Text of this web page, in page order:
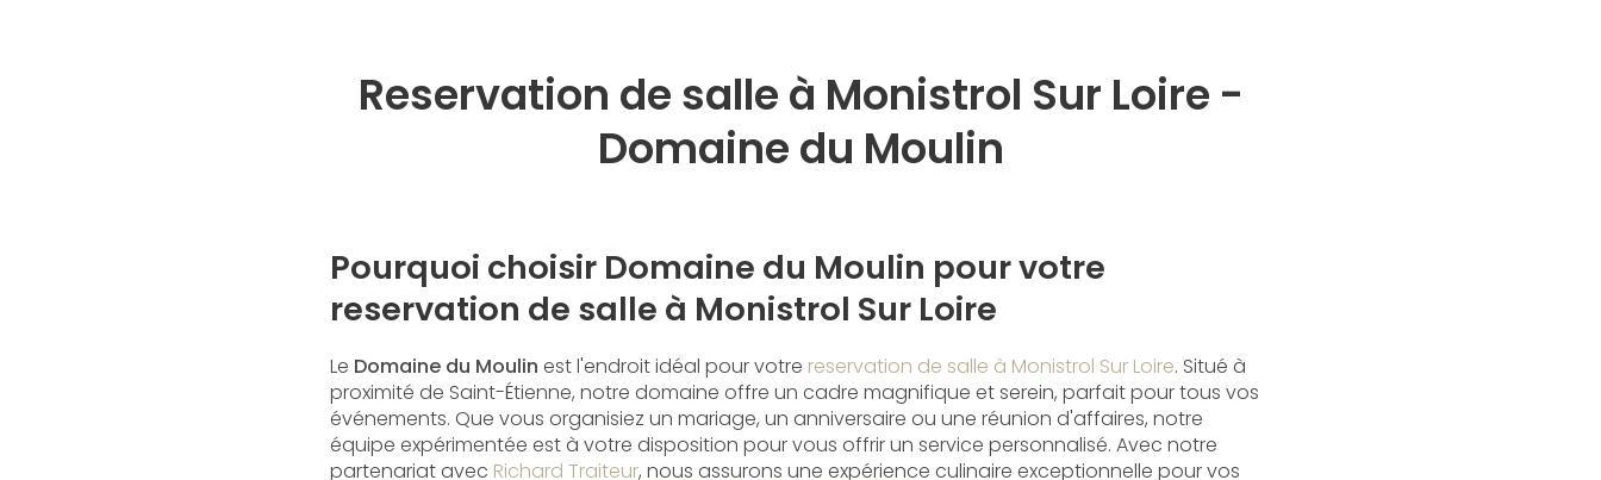
Reservation de salle à Monistrol Sur Loire -
Domaine du Moulin
Pourquoi choisir Domaine du Moulin pour votre
reservation de salle à Monistrol Sur Loire
Le Domaine du Moulin est l'endroit idéal pour votre reservation de salle à Monistrol Sur Loire. Situé à
proximité de Saint-Étienne, notre domaine offre un cadre magnifique et serein, parfait pour tous vos
événements. Que vous organisiez un mariage, un anniversaire ou une réunion d'affaires, notre
équipe expérimentée est à votre disposition pour vous offrir un service personnalisé. Avec notre
partenariat avec Richard Traiteur, nous assurons une expérience culinaire exceptionnelle pour vos